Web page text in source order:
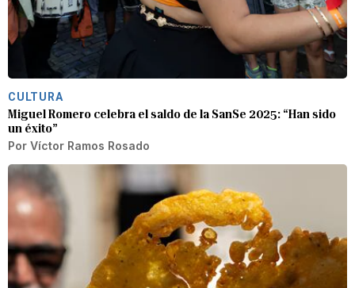
CULTURA
Miguel Romero celebra el saldo de la SanSe 2025: “Han sido
un éxito”
Por Víctor Ramos Rosado